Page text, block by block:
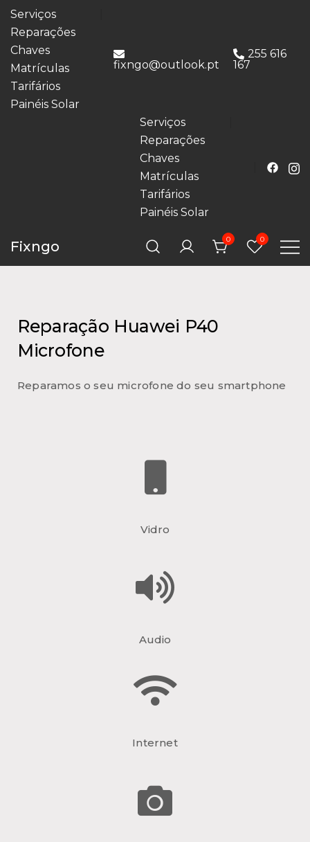
Serviços
Reparações
Chaves
Matrículas
Tarifários
Painéis Solar
fixngo@outlook.pt
255 616
167
Serviços
Reparações
Chaves
Matrículas
Tarifários
Painéis Solar
Fixngo 0 0
Reparação Huawei P40
Microfone
Reparamos o seu microfone do seu smartphone
Vidro
Audio
Internet